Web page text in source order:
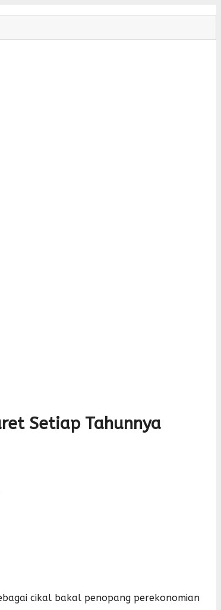
Setiap Tahunnya
cikal bakal penopang perekonomian